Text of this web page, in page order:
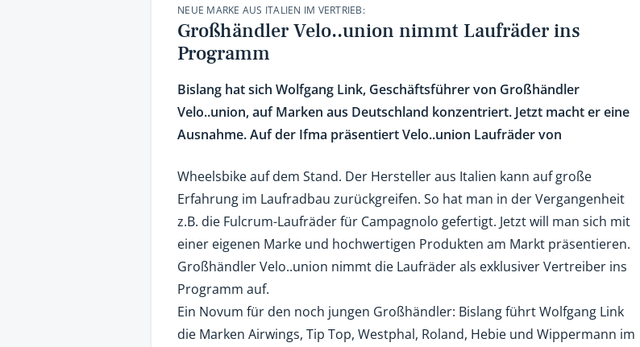
NEUE MARKE AUS ITALIEN IM VERTRIEB:
Großhändler Velo..union nimmt Laufräder ins
Programm
Bislang hat sich Wolfgang Link, Geschäftsführer von Großhändler
Velo..union, auf Marken aus Deutschland konzentriert. Jetzt macht er eine
Ausnahme. Auf der Ifma präsentiert Velo..union Laufräder von
Wheelsbike auf dem Stand. Der Hersteller aus Italien kann auf große
Erfahrung im Laufradbau zurückgreifen. So hat man in der Vergangenheit
z.B. die Fulcrum-Laufräder für Campagnolo gefertigt. Jetzt will man sich mit
einer eigenen Marke und hochwertigen Produkten am Markt präsentieren.
Großhändler Velo..union nimmt die Laufräder als exklusiver Vertreiber ins
Programm auf.
Ein Novum für den noch jungen Großhändler: Bislang führt Wolfgang Link
die Marken Airwings, Tip Top, Westphal, Roland, Hebie und Wippermann im